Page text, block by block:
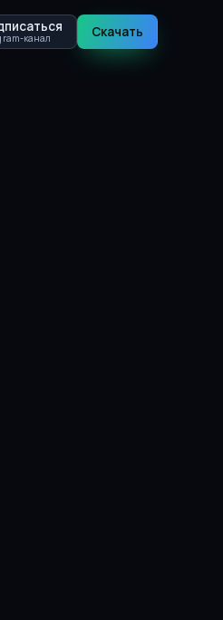
канал Скачать